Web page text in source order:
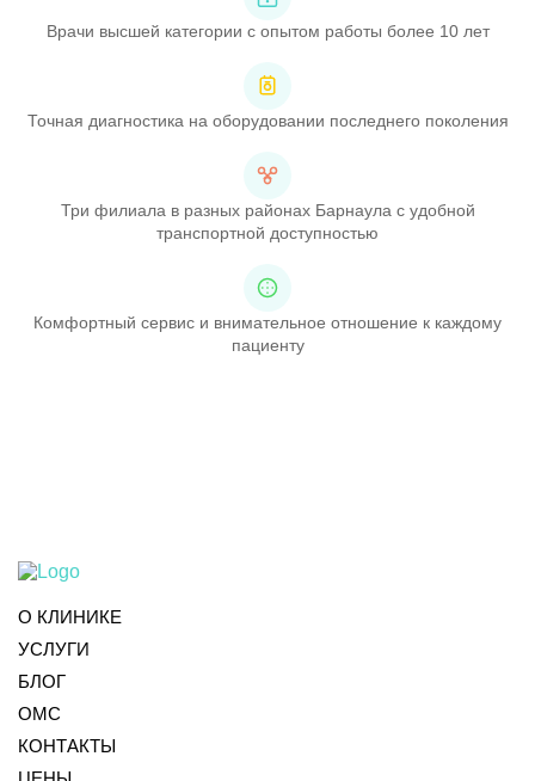
Врачи высшей категории с опытом работы более 10 лет
Точная диагностика на оборудовании последнего поколения
Три филиала в разных районах Барнаула с удобной
транспортной доступностью
Комфортный сервис и внимательное отношение к каждому
пациенту
О КЛИНИКЕ
УСЛУГИ
БЛОГ
ОМС
КОНТАКТЫ